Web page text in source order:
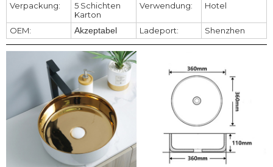
Verpackung:
5 Schichten
Karton
Verwendung: Hotel
OEM: Akzeptabel Ladeport: Shenzhen